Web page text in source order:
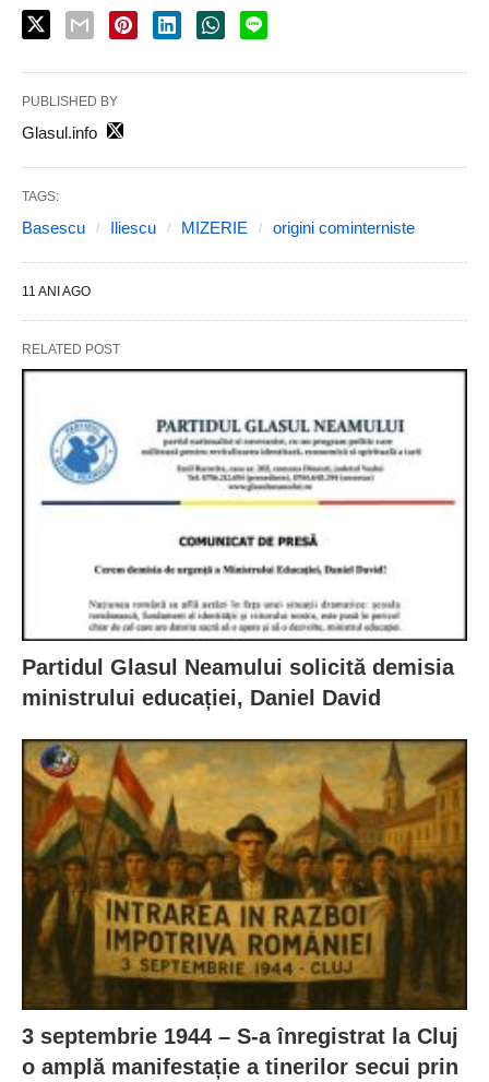
PUBLISHED BY
Glasul.info
TAGS:
Basescu Iliescu MIZERIE origini cominterniste
11 ANI AGO
RELATED POST
Partidul Glasul Neamului solicită demisia
ministrului educației, Daniel David
3 septembrie 1944 – S-a înregistrat la Cluj
o amplă manifestație a tinerilor secui prin